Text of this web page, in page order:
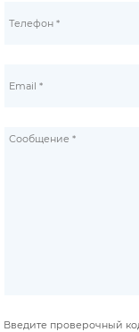
Введите проверочный